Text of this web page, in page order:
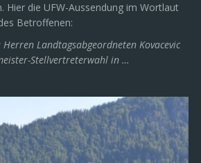
Hier die UFW-Aussendung im Wortlaut
Betroffenen:
Herren Landtagsabgeordneten Kovacevic
Stellvertreterwahl in …